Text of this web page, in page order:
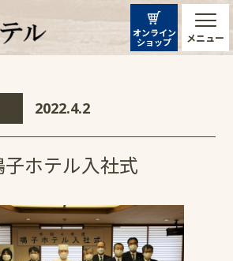
メニュー
オンライン
ショップ
2022.4.2
ホテル入社式